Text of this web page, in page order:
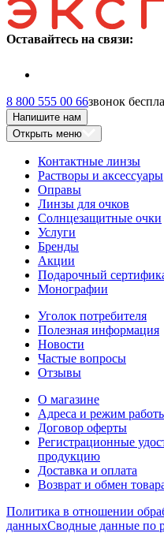
Оставайтесь на связи:
8 800 555 00 66звонок
Напишите нам
Открыть меню
Контактные линзы
Растворы и аксессуары
Оправы
Линзы для очков
Солнцезащитные очки
Услуги
Бренды
Акции
Подарочный
Монографии
Уголок потребителя
Полезная информация
Новости
Частые вопросы
Отзывы
О магазине
Адреса и режим
Договор оферты
Регистрационные
продукцию
Доставка и оплата
Возврат и обмен
Политика в отношении
данныхСводные данные по